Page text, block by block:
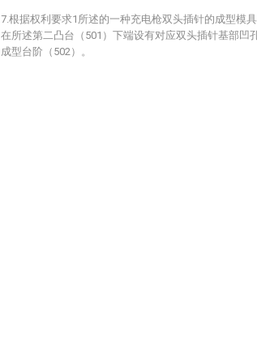
7.根据权利要求1所述的一种充电枪双头插针的成型模
在所述第二凸台（501）下端设有对应双头插针基部凹
成型台阶（502）。